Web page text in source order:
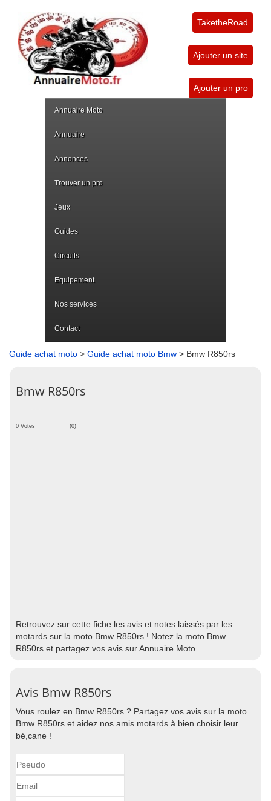
TaketheRoad
Ajouter un site
Ajouter un pro
Annuaire Moto
Annuaire
Annonces
Trouver un pro
Jeux
Guides
Circuits
Equipement
Nos services
Contact
Guide achat moto > Guide achat moto Bmw > Bmw R850rs
Bmw R850rs
0 Votes (0)
Retrouvez sur cette fiche les avis et notes laissés par les
motards sur la moto Bmw R850rs ! Notez la moto Bmw
R850rs et partagez vos avis sur Annuaire Moto.
Avis Bmw R850rs
Vous roulez en Bmw R850rs ? Partagez vos avis sur la moto
Bmw R850rs et aidez nos amis motards à bien choisir leur
bé,cane !